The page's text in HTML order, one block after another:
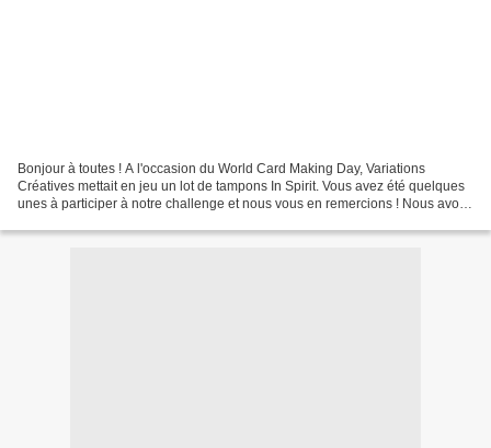
Bonjour à toutes ! A l'occasion du World Card Making Day, Variations
Créatives mettait en jeu un lot de tampons In Spirit. Vous avez été quelques
unes à participer à notre challenge et nous vous en remercions ! Nous avons